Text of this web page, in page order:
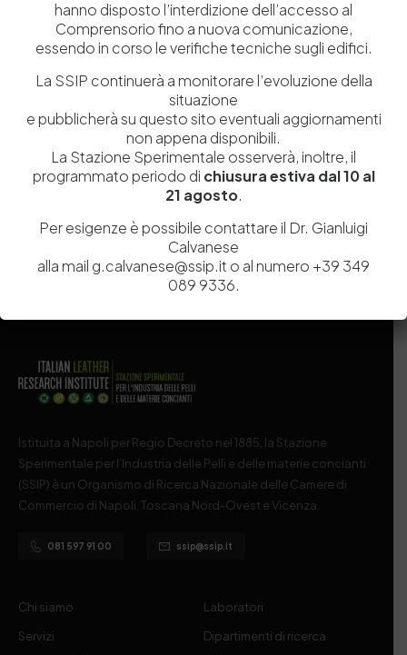
Salva il mio nome, email e sito web in questo browser per la
prossima volta che commento.
Istituita a Napoli per Regio Decreto nel 1885, la Stazione
Sperimentale per l’Industria delle Pelli e delle materie concianti
(SSIP) è un Organismo di Ricerca Nazionale delle Camere di
Commercio di Napoli, Toscana Nord-Ovest e Vicenza.
081 597 91 00 ssip@ssip.it
Chi siamo
Servizi
Laboratori
Dipartimenti di ricerca
hanno disposto l’interdizione dell’accesso al
Comprensorio fino a nuova comunicazione,
essendo in corso le verifiche tecniche sugli edifici.
La SSIP continuerà a monitorare l’evoluzione della
situazione
e pubblicherà su questo sito eventuali aggiornamenti
non appena disponibili.
La Stazione Sperimentale osserverà, inoltre, il
programmato periodo di chiusura estiva dal 10 al
21 agosto.
Per esigenze è possibile contattare il Dr. Gianluigi
Calvanese
alla mail g.calvanese@ssip.it o al numero +39 349
089 9336.